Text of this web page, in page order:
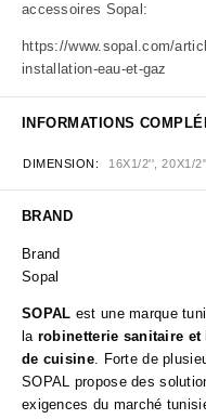
accessoires Sopal:
https://www.sopal.com/
installation-eau-et-gaz
INFORMATIONS
DIMENSION 16X1/2'', 20X1/
BRAND
Brand
Sopal
SOPAL est une marque
la robinetterie sanitaire et
de cuisine. Forte de
SOPAL propose des
exigences du marché